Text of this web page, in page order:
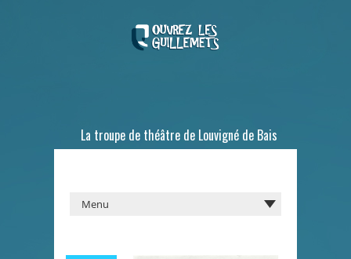
La troupe de théâtre de Louvigné de Bais